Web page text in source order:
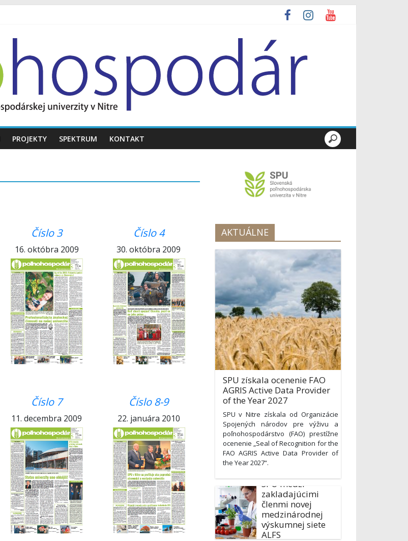
PROJEKTY SPEKTRUM KONTAKT
Číslo 3
16. októbra 2009
Číslo 4
30. októbra 2009
Číslo 7
11. decembra 2009
Číslo 8-9
22. januára 2010
AKTUÁLNE
SPU získala ocenenie FAO
AGRIS Active Data Provider
of the Year 2027
SPU v Nitre získala od Organizácie
Spojených národov pre výživu a
poľnohospodárstvo (FAO) prestížne
ocenenie „Seal of Recognition for the
FAO AGRIS Active Data Provider of
the Year 2027“.
SPU medzi
zakladajúcimi
členmi novej
medzinárodnej
výskumnej siete
ALFS